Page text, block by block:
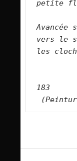
petite
Avancée
vers le
les
183